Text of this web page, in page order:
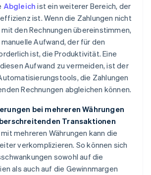
Abgleich ist ein weiterer Bereich, der
ist. Wenn die Zahlungen nicht
den Rechnungen übereinstimmen,
Aufwand, der für den
ist, die Produktivität. Eine
Aufwand zu vermeiden, ist der
die Zahlungen
Rechnungen abgleichen können.
bei mehreren Währungen
Transaktionen
mehreren Währungen kann die
verkomplizieren. So können sich
sowohl auf die
als auch auf die Gewinnmargen